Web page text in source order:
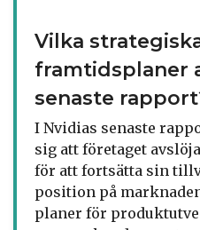
Vilka
framtidsplaner
senaste
I Nvidias senaste
sig att företaget
för att fortsätta sin
position på
planer för